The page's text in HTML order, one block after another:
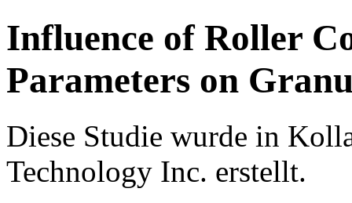
Influence of Roller
Parameters on
Diese Studie wurde in
Technology Inc. erstellt.